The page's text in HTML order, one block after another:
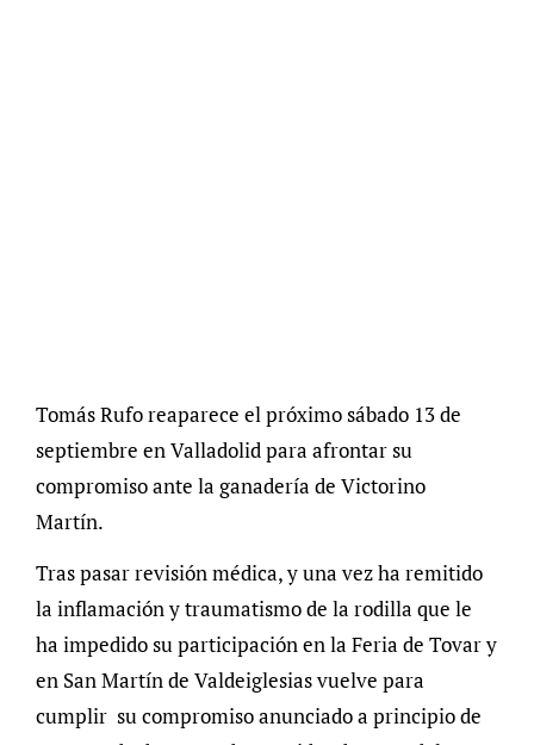
Tomás Rufo reaparece el próximo sábado 13 de
septiembre en Valladolid para afrontar su
compromiso ante la ganadería de Victorino
Martín.
Tras pasar revisión médica, y una vez ha remitido
la inflamación y traumatismo de la rodilla que le
ha impedido su participación en la Feria de Tovar y
en San Martín de Valdeiglesias vuelve para
cumplir su compromiso anunciado a principio de